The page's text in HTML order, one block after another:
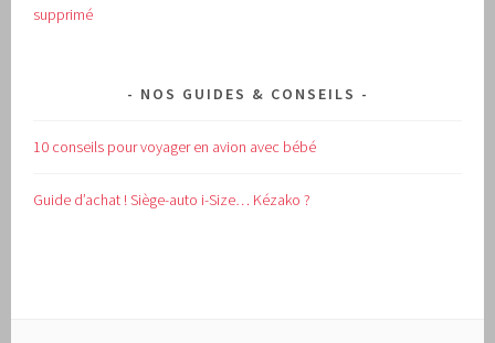
supprimé
NOS GUIDES & CONSEILS
10 conseils pour voyager en avion avec bébé
Guide d’achat !Siège-auto i-Size… Kézako ?